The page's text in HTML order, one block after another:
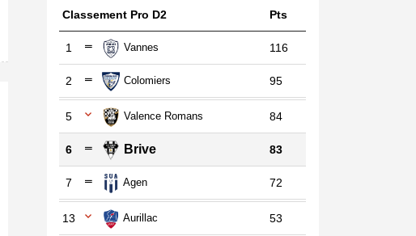
Classement Pro D2 Pts
1 Vannes 116
2 Colomiers 95
5 Valence Romans 84
6 Brive 83
7 Agen 72
13 Aurillac 53